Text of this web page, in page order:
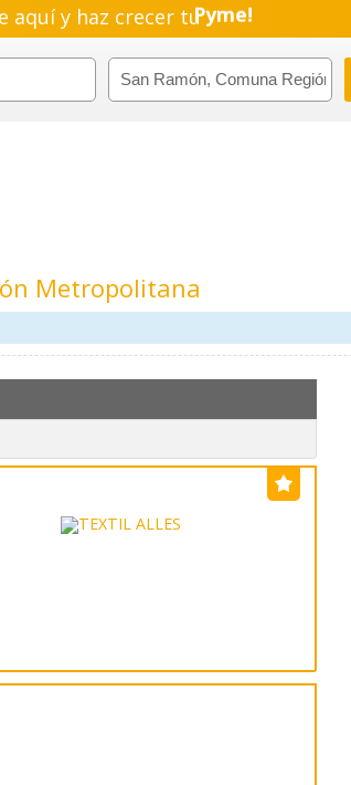
aquí y haz crecer tuEmprendimiento!
Metropolitana